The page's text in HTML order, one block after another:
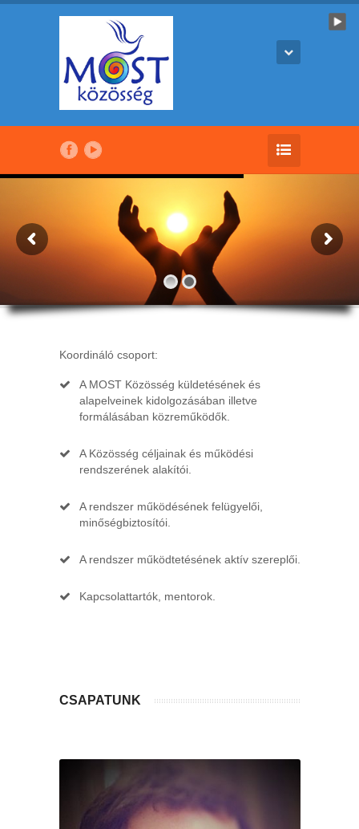
Koordináló csoport:
A MOST Közösség küldetésének és
alapelveinek kidolgozásában illetve
formálásában közreműködők.
A Közösség céljainak és működési
rendszerének alakítói.
A rendszer működésének felügyelői,
minőségbiztosítói.
A rendszer működtetésének aktív szereplői.
Kapcsolattartók, mentorok.
CSAPATUNK